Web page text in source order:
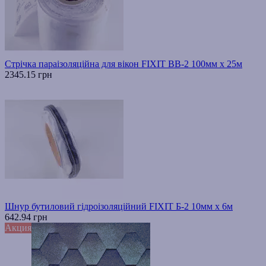
Стрічка параізоляційна для вікон FIXIT ВВ-2 100мм х 25м
2345.15 грн
Шнур бутиловий гідроізоляційний FIXIT Б-2 10мм х 6м
642.94 грн
Акция